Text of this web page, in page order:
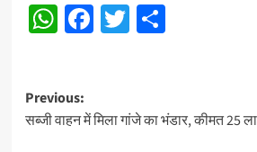
WhatsApp
Facebook
Twitter
Share
Post
navigation
Previous:
सब्जी वाहन में मिला गांजे का भंडार, कीमत 25